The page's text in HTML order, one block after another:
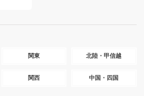
関東 北陸・甲信越
関西 中国・四国